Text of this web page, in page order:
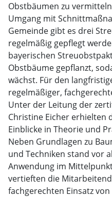
Obstbäumen zu
Umgang mit
Gemeinde gibt es drei
regelmäßig gepflegt
bayerischen
Obstbäume gepflanzt,
wächst. Für den
regelmäßiger,
Unter der Leitung der
Christine Eicher erhielten
Einblicke in Theorie und
Neben Grundlagen zu
und Techniken stand vor
Anwendung im
vertieften die
fachgerechten Einsatz